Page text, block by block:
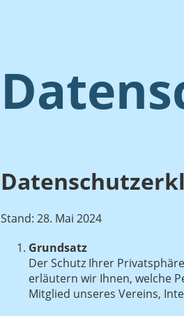
Stand: 28. Mai 2024
Grundsatz
Der Schutz Ihrer
erläutern wir Ihnen, welche
Mitglied unseres Vereins,